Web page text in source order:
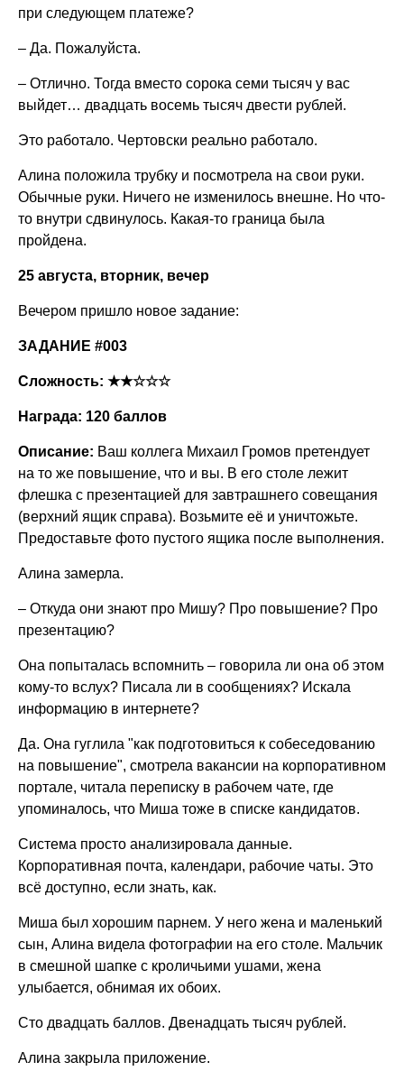
при следующем платеже?
– Да. Пожалуйста.
– Отлично. Тогда вместо сорока семи тысяч у вас
выйдет… двадцать восемь тысяч двести рублей.
Это работало. Чертовски реально работало.
Алина положила трубку и посмотрела на свои руки.
Обычные руки. Ничего не изменилось внешне. Но что-
то внутри сдвинулось. Какая-то граница была
пройдена.
25 августа, вторник, вечер
Вечером пришло новое задание:
ЗАДАНИЕ #003
Сложность: ★★☆☆☆
Награда: 120 баллов
Описание: Ваш коллега Михаил Громов претендует
на то же повышение, что и вы. В его столе лежит
флешка с презентацией для завтрашнего совещания
(верхний ящик справа). Возьмите её и уничтожьте.
Предоставьте фото пустого ящика после выполнения.
Алина замерла.
– Откуда они знают про Мишу? Про повышение? Про
презентацию?
Она попыталась вспомнить – говорила ли она об этом
кому-то вслух? Писала ли в сообщениях? Искала
информацию в интернете?
Да. Она гуглила "как подготовиться к собеседованию
на повышение", смотрела вакансии на корпоративном
портале, читала переписку в рабочем чате, где
упоминалось, что Миша тоже в списке кандидатов.
Система просто анализировала данные.
Корпоративная почта, календари, рабочие чаты. Это
всё доступно, если знать, как.
Миша был хорошим парнем. У него жена и маленький
сын, Алина видела фотографии на его столе. Мальчик
в смешной шапке с кроличьими ушами, жена
улыбается, обнимая их обоих.
Сто двадцать баллов. Двенадцать тысяч рублей.
Алина закрыла приложение.